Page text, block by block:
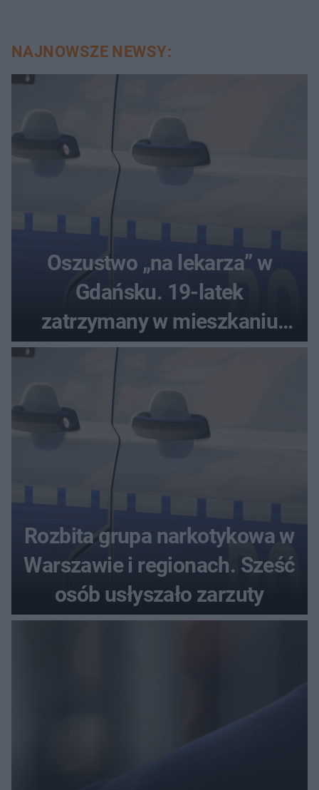
NAJNOWSZE NEWSY:
Oszustwo „na lekarza” w
Gdańsku. 19-latek
zatrzymany w mieszkaniu
seniora
Rozbita grupa narkotykowa w
Warszawie i regionach. Sześć
osób usłyszało zarzuty